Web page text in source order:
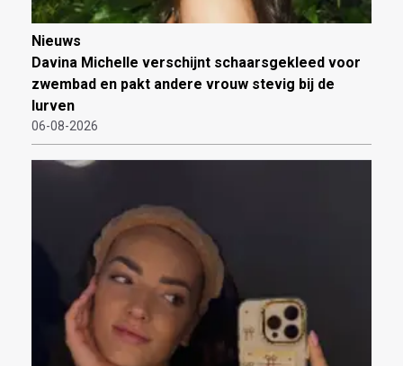
Nieuws
Davina Michelle verschijnt schaarsgekleed voor
zwembad en pakt andere vrouw stevig bij de
lurven
06-08-2026